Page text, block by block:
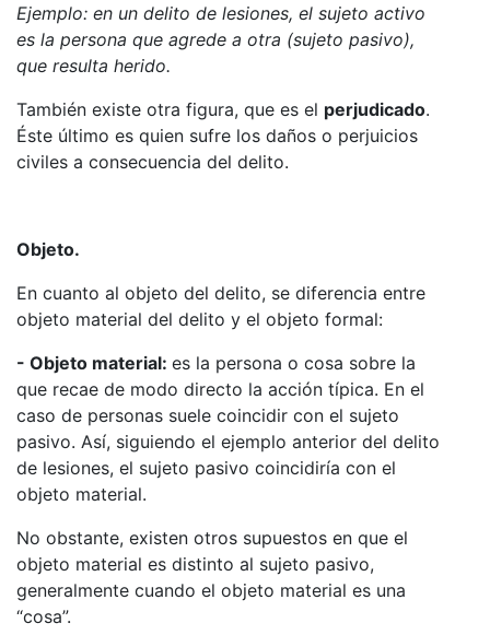
Ejemplo: en un delito de lesiones, el sujeto activo
es la persona que agrede a otra (sujeto pasivo),
que resulta herido.
También existe otra figura, que es el perjudicado.
Éste último es quien sufre los daños o perjuicios
civiles a consecuencia del delito.
Objeto.
En cuanto al objeto del delito, se diferencia entre
objeto material del delito y el objeto formal:
- Objeto material: es la persona o cosa sobre la
que recae de modo directo la acción típica. En el
caso de personas suele coincidir con el sujeto
pasivo. Así, siguiendo el ejemplo anterior del delito
de lesiones, el sujeto pasivo coincidiría con el
objeto material.
No obstante, existen otros supuestos en que el
objeto material es distinto al sujeto pasivo,
generalmente cuando el objeto material es una
“cosa”.